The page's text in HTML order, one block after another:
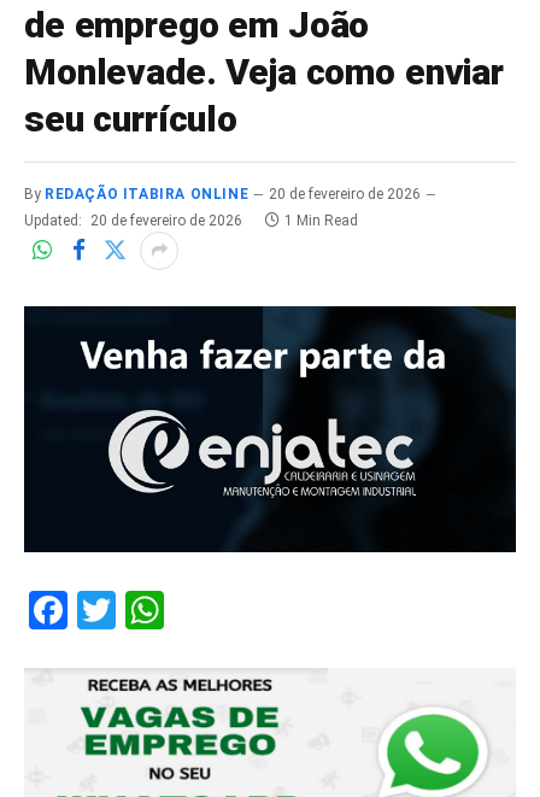
de emprego em João
Monlevade. Veja como enviar
seu currículo
By REDAÇÃO ITABIRA ONLINE
20 de fevereiro de 2026
Updated:
20 de fevereiro de 2026 1 Min Read
Facebook
Twitter